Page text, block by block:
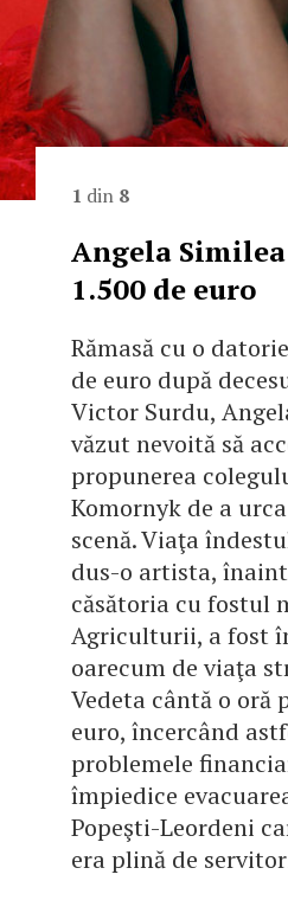
1 din 8
Angela
1.500 de euro
Rămasă cu o
de euro după
Victor Surdu,
văzut nevoită să
propunerea
Komornyk de a
scenă. Viaţa
dus-o artista,
căsătoria cu fostul
Agriculturii, a fost
oarecum de viaţa
Vedeta cântă o oră
euro, încercând
problemele
împiedice
Popeşti-Leordeni
era plină de